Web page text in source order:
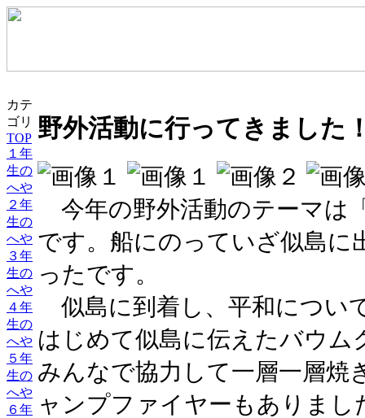
カテ
ゴリ
TOP
１年
生の
へや
２年
生の
へや
３年
生の
へや
４年
生の
へや
５年
生の
へや
６年
野外活動に行ってきました
今年の野外活動のテーマ
です。船にのっていざ似島に
ったです。
似島に到着し、平和につい
はじめて似島に伝えたバウム
みんなで協力して一層一層焼
ャンプファイヤーもありまし